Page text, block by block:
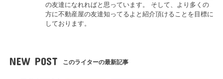
の友達になれればと思っています。 そして、より多くの
方に不動産屋の友達知ってるよと紹介頂けることを目標に
しております。
NEW POST このライターの最新記事